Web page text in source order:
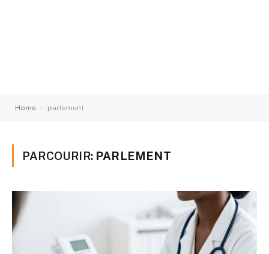
Home - parlement
PARCOURIR: PARLEMENT